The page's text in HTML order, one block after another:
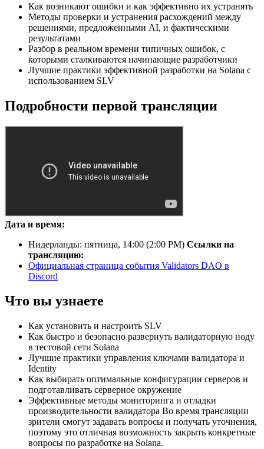
Как возникают ошибки и как эффективно их устранять
Методы проверки и устранения расхождений между
решениями, предложенными AI, и фактическими
результатами
Разбор в реальном времени типичных ошибок, с
которыми сталкиваются начинающие разработчики
Лучшие практики эффективной разработки на Solana с
использованием SLV
Подробности первой трансляции
Дата и время:
Нидерланды: пятница, 14:00 (2:00 PM) Ссылки на
трансляцию:
Официальная страница события Validators DAO в
Discord
Что вы узнаете
Как установить и настроить SLV
Как быстро и безопасно развернуть валидаторную ноду
в тестовой сети Solana
Лучшие практики управления ключами валидатора и
Identity
Как выбирать оптимальные конфигурации серверов и
подготавливать серверное окружение
Эффективные методы мониторинга и отладки
производительности валидатора Во время трансляции
зрители смогут задавать вопросы и получать уточнения,
поэтому это отличная возможность закрыть конкретные
вопросы по разработке на Solana.